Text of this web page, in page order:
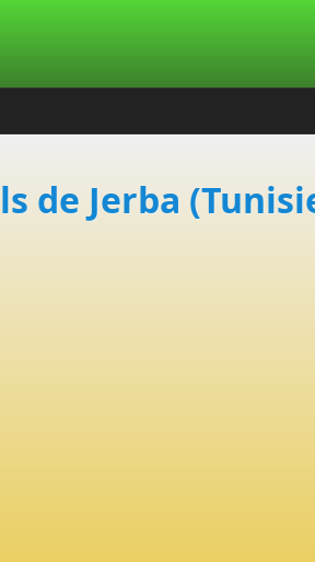
de Jerba